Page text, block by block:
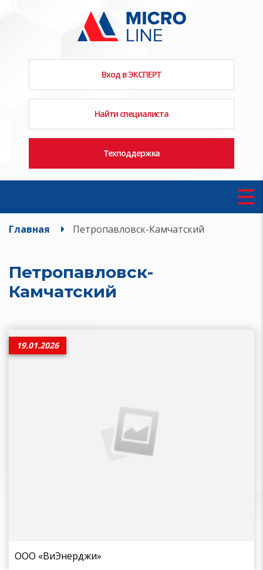
Вход в ЭКСПЕРТ
Найти специалиста
Техподдержка
Главная Петропавловск-Камчатский
Петропавловск-
Камчатский
19.01.2026
ООО «ВиЭнерджи»